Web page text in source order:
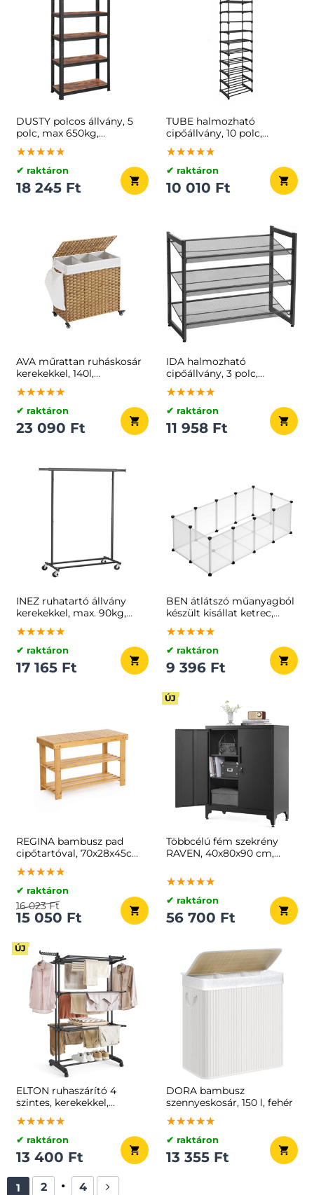
DUSTY polcos állvány, 5
polc, max 650kg,
fekete/barna
★★★★★
★★★★★
★★★★★
✔ raktáron
18 245 Ft
TUBE halmozható
cipőállvány, 10 polc,
45x30x174cm, fekete
★★★★★
★★★★★
★★★★★
✔ raktáron
10 010 Ft
AVA műrattan ruháskosár
kerekekkel, 140l,
természetes barna
★★★★★
★★★★★
★★★★★
✔ raktáron
23 090 Ft
IDA halmozható
cipőállvány, 3 polc,
74x31x63cm, fekete
★★★★★
★★★★★
★★★★★
✔ raktáron
11 958 Ft
INEZ ruhatartó állvány
kerekekkel, max. 90kg,
83,5x45x160cm, fekete
★★★★★
★★★★★
★★★★★
✔ raktáron
17 165 Ft
BEN átlátszó műanyagból
készült kisállat ketrec,
125x63x42 cm, átlátszó
★★★★★
★★★★★
★★★★★
✔ raktáron
9 396 Ft
REGINA bambusz pad
cipőtartóval, 70x28x45cm,
természetes fa
★★★★★
★★★★★
★★★★★
✔ raktáron
15 050 Ft
16 023 Ft
ÚJ
Többcélú fém szekrény
RAVEN, 40x80x90 cm,
★★★★★
★★★★★
★★★★★
✔ raktáron
56 700 Ft
ÚJ
ELTON ruhaszárító 4
szintes, kerekekkel,
63,5x128x173cm, fekete
★★★★★
★★★★★
★★★★★
✔ raktáron
13 400 Ft
DORA bambusz
szennyeskosár, 150 l, fehér
★★★★★
★★★★★
★★★★★
✔ raktáron
13 355 Ft
1 2 4